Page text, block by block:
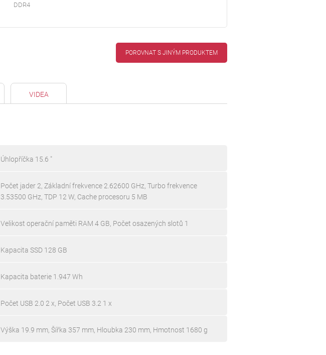
DDR4
POROVNAT S JINÝM PRODUKTEM
VIDEA
Úhlopříčka 15.6 "
Počet jader 2, Základní frekvence 2.62600 GHz, Turbo frekvence
3.53500 GHz, TDP 12 W, Cache procesoru 5 MB
Velikost operační paměti RAM 4 GB, Počet osazených slotů 1
Kapacita SSD 128 GB
Kapacita baterie 1.947 Wh
Počet USB 2.0 2 x, Počet USB 3.2 1 x
Výška 19.9 mm, Šířka 357 mm, Hloubka 230 mm, Hmotnost 1680 g